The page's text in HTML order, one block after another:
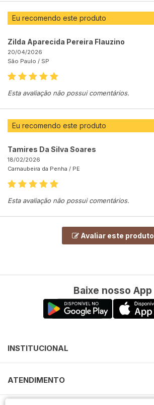
Eu recomendo este produto
Zilda Aparecida Pereira Flauzino
20/04/2026
São Paulo / SP
Esta avaliação não possui comentários.
Eu recomendo este produto
Tamires Da Silva Soares
18/02/2026
Carnaubeira da Penha / PE
Esta avaliação não possui comentários.
Avaliar este produto
Baixe nosso App
INSTITUCIONAL
ATENDIMENTO